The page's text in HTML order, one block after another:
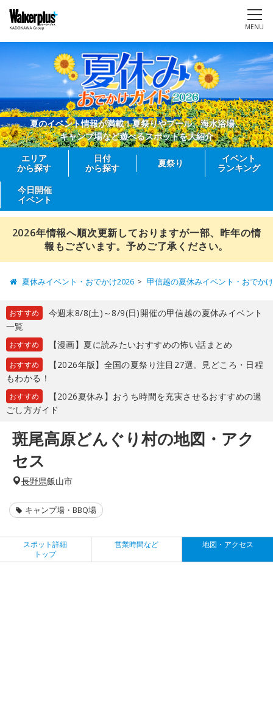
MENU
夏のイベント情報が満載！夏祭りやプール、海水浴場、
キャンプ場など遊べるスポットを大紹介
エリア
から探す
日付
から探す
夏祭り
イベント
ランキング
今日開催
イベント
2026年情報へ順次更新しておりますが一部、昨年の情
報もございます。予めご了承ください。
夏休みイベント・おでかけ2026 甲信越の夏休みイベント・おでか
おすすめ
今週末8/8(土)～8/9(日)開催の甲信越の夏休みイベント
一覧
おすすめ 【漫画】夏に読みたいおすすめの怖い話まとめ
おすすめ
【2026年版】全国の夏祭り注目27選。見どころ・日程
もわかる！
おすすめ
【2026夏休み】おうち時間を充実させるおすすめの過
ごし方ガイド
斑尾高原どんぐり村の地図・アク
セス
長野県飯山市
キャンプ場・BBQ場
スポット詳細
トップ
営業時間など 地図・アクセス